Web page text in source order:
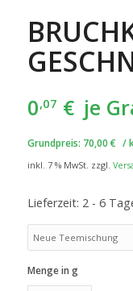
0,07 € je
Grundpreis: 70,00 € /
inkl. 7 % MwSt. zzgl.
Lieferzeit: 2 - 6
Menge in g